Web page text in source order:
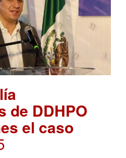
de DDHPO
el caso